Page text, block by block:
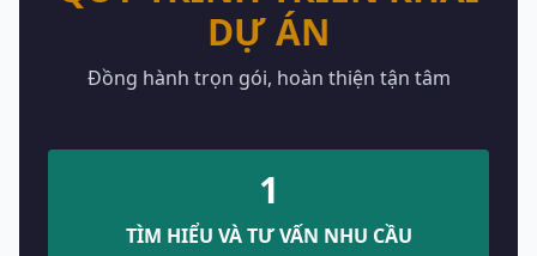
DỰ ÁN
Đồng hành trọn gói, hoàn thiện tận tâm
1
TÌM HIỂU VÀ TƯ VẤN NHU CẦU